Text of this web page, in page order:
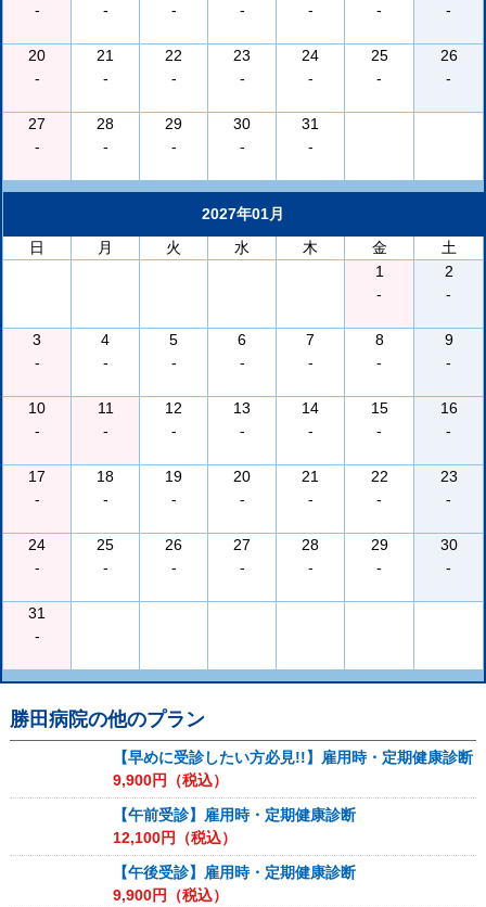
-
-
-
-
-
-
-
20
-
21
-
22
-
23
-
24
-
25
-
26
-
27
-
28
-
29
-
30
-
31
-
2027年01月
日
月 火 水 木 金
土
1
-
2
-
3
-
4
-
5
-
6
-
7
-
8
-
9
-
10
-
11
-
12
-
13
-
14
-
15
-
16
-
17
-
18
-
19
-
20
-
21
-
22
-
23
-
24
-
25
-
26
-
27
-
28
-
29
-
30
-
31
-
勝田病院の他のプラン
【早めに受診したい方必見!!】雇用時・定期健康診断
9,900円（税込）
【午前受診】雇用時・定期健康診断
12,100円（税込）
【午後受診】雇用時・定期健康診断
9,900円（税込）